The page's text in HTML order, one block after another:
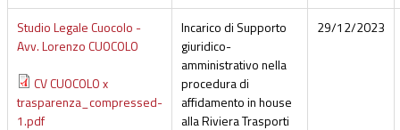
Studio Legale Cuocolo -
Avv. Lorenzo CUOCOLO
CV CUOCOLO x
trasparenza_compressed-
1.pdf
Incarico di Supporto
giuridico-
amministrativo nella
procedura di
affidamento in house
alla Riviera Trasporti
29/12/2023